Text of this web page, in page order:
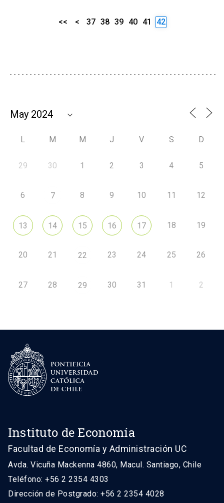
<< < 37 38 39 40 41 42
L M M J V S D
29 30 1 2 3 4 5
6 7 8 9 10 11 12
13 14 15 16 17 18 19
20 21 22 23 24 25 26
27 28 29 30 31 1 2
Instituto de Economía
Facultad de Economía y Administración UC
Avda. Vicuña Mackenna 4860, Macul. Santiago, Chile
Teléfono: +56 2 2354 4303
Dirección de Postgrado: +56 2 2354 4028